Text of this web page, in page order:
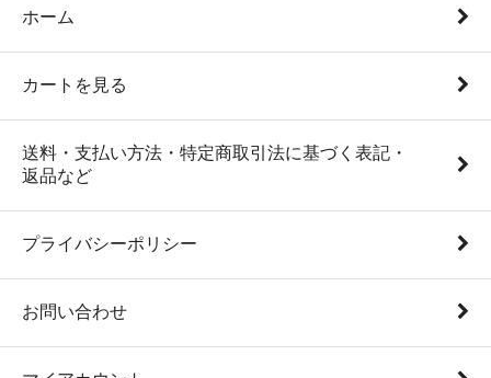
ホーム
カートを見る
送料・支払い方法・特定商取引法に基づく表記・
返品など
プライバシーポリシー
お問い合わせ